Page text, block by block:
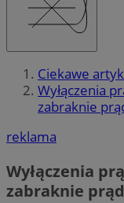
Ciekawe
Wyłączenia
zabraknie
reklama
Wyłączenia
zabraknie